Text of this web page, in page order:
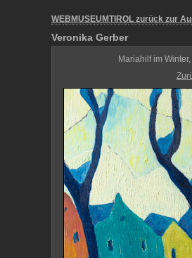
WEBMUSEUMTIROL zurück zur
Veronika Gerber
Mariahilf im